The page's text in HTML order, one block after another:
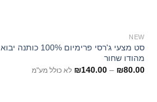
NEW
סט מצעי ג'רסי פרימיום 100% כותנה יבוא
מהודו שחור
₪80.00
–
₪140.00 לא כולל מע"מ